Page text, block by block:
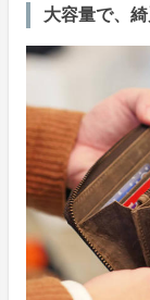
大容量で、